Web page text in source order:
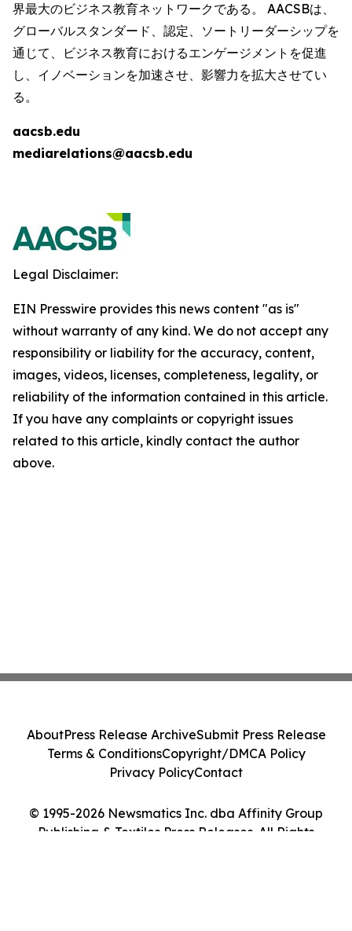
界最大のビジネス教育ネットワークである。 AACSBは、
グローバルスタンダード、認定、ソートリーダーシップを
通じて、ビジネス教育におけるエンゲージメントを促進
し、イノベーションを加速させ、影響力を拡大させてい
る。
aacsb.edu
mediarelations@aacsb.edu
Legal Disclaimer:
EIN Presswire provides this news content "as is"
without warranty of any kind. We do not accept any
responsibility or liability for the accuracy, content,
images, videos, licenses, completeness, legality, or
reliability of the information contained in this article.
If you have any complaints or copyright issues
related to this article, kindly contact the author
above.
© 1995-2026 Newsmatics Inc. dba Affinity Group
Publishing & Textiles Press Releases. All Rights
AboutPress Release ArchiveSubmit Press Release
Terms & ConditionsCopyright/DMCA Policy
Privacy PolicyContact